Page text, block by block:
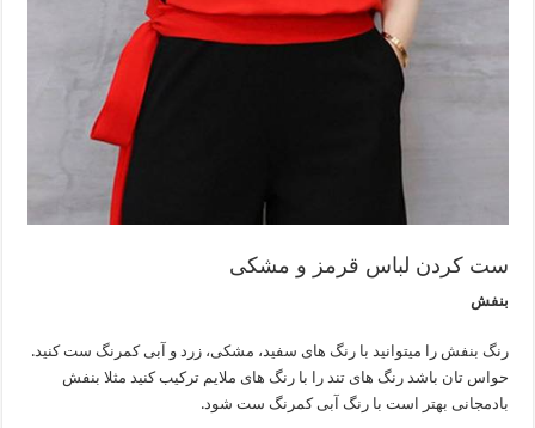
ست کردن لباس قرمز و مشکی
بنفش
رنگ بنفش را میتوانید با رنگ های سفید، مشکی، زرد و آبی کمرنگ ست کنید.
حواس تان باشد رنگ های تند را با رنگ های ملایم ترکیب کنید مثلا بنفش
بادمجانی بهتر است با رنگ آبی کمرنگ ست شود.